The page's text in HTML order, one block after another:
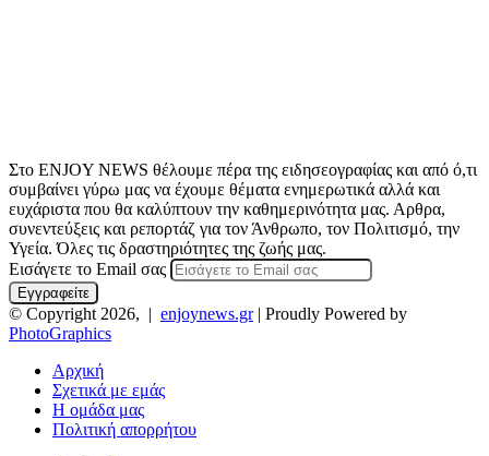
Στο ENJOY NEWS θέλουμε πέρα της ειδησεογραφίας και από ό,τι
συμβαίνει γύρω μας να έχουμε θέματα ενημερωτικά αλλά και
ευχάριστα που θα καλύπτουν την καθημερινότητα μας. Αρθρα,
συνεντεύξεις και ρεπορτάζ για τον Άνθρωπο, τον Πολιτισμό, την
Υγεία. Όλες τις δραστηριότητες της ζωής μας.
Εισάγετε το Email σας
© Copyright 2026, | enjoynews.gr| Proudly Powered by
PhotoGraphics
Αρχική
Σχετικά με εμάς
Η ομάδα μας
Πολιτική απορρήτου